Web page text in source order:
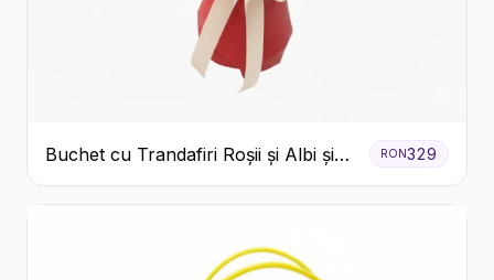
Buchet cu Trandafiri Roșii și Albi și
Gypsophila
RON329